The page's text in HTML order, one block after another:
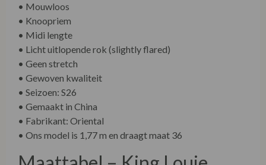
• Mouwloos
• Knoopriem
• Midi lengte
• Licht uitlopende rok (slightly flared)
• Geen stretch
• Gewoven kwaliteit
• Seizoen: S26
• Gemaakt in China
• Fabrikant: Oriental
• Ons model is 1,77 m en draagt maat 36